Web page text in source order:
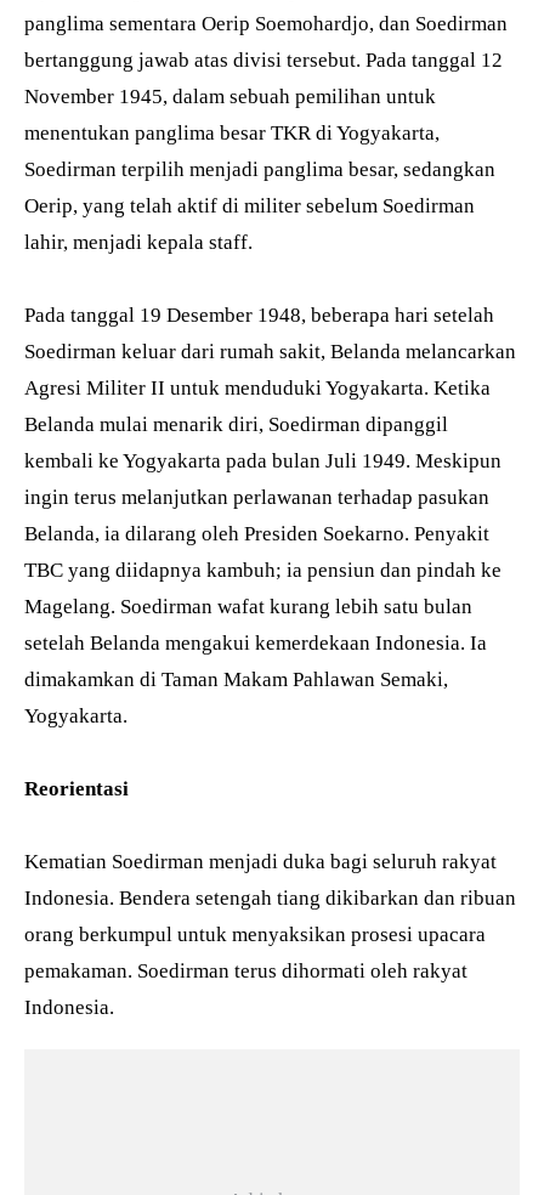
panglima sementara Oerip Soemohardjo, dan Soedirman
bertanggung jawab atas divisi tersebut. Pada tanggal 12
November 1945, dalam sebuah pemilihan untuk
menentukan panglima besar TKR di Yogyakarta,
Soedirman terpilih menjadi panglima besar, sedangkan
Oerip, yang telah aktif di militer sebelum Soedirman
lahir, menjadi kepala staff.
Pada tanggal 19 Desember 1948, beberapa hari setelah
Soedirman keluar dari rumah sakit, Belanda melancarkan
Agresi Militer II untuk menduduki Yogyakarta. Ketika
Belanda mulai menarik diri, Soedirman dipanggil
kembali ke Yogyakarta pada bulan Juli 1949. Meskipun
ingin terus melanjutkan perlawanan terhadap pasukan
Belanda, ia dilarang oleh Presiden Soekarno. Penyakit
TBC yang diidapnya kambuh; ia pensiun dan pindah ke
Magelang. Soedirman wafat kurang lebih satu bulan
setelah Belanda mengakui kemerdekaan Indonesia. Ia
dimakamkan di Taman Makam Pahlawan Semaki,
Yogyakarta.
Reorientasi
Kematian Soedirman menjadi duka bagi seluruh rakyat
Indonesia. Bendera setengah tiang dikibarkan dan ribuan
orang berkumpul untuk menyaksikan prosesi upacara
pemakaman. Soedirman terus dihormati oleh rakyat
Indonesia.